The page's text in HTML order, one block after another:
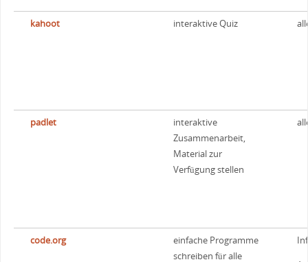
kahoot interaktive Quiz
padlet
interaktive
Zusammenarbeit,
Material zur
Verfügung stellen
code.org
einfache Programme
schreiben für alle